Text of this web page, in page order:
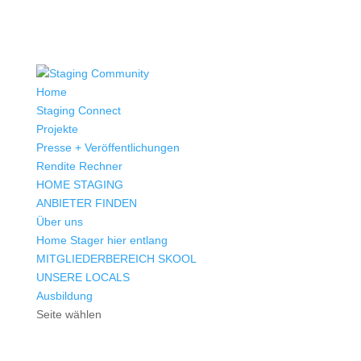
Home
Staging Connect
Projekte
Presse + Veröffentlichungen
Rendite Rechner
HOME STAGING
ANBIETER FINDEN
Über uns
Home Stager hier entlang
MITGLIEDERBEREICH SKOOL
UNSERE LOCALS
Ausbildung
Seite wählen